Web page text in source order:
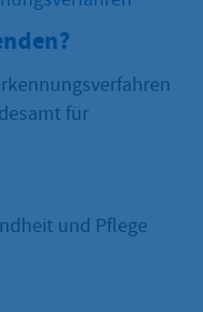
für
und Pflege